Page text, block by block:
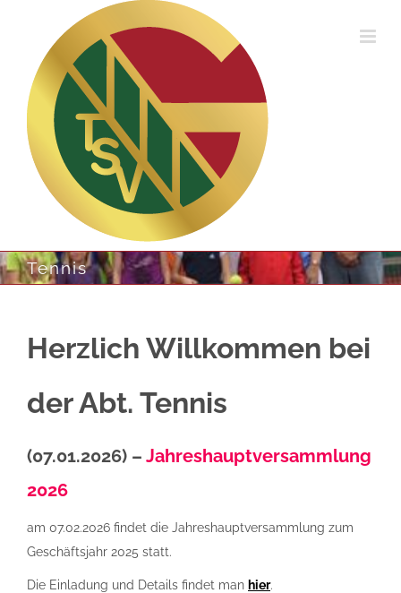
springen
Tennis
Herzlich Willkommen bei
der Abt. Tennis
(07.01.2026) – Jahreshauptversammlung
2026
am 07.02.2026 findet die Jahreshauptversammlung zum
Geschäftsjahr 2025 statt.
Die Einladung und Details findet man hier.